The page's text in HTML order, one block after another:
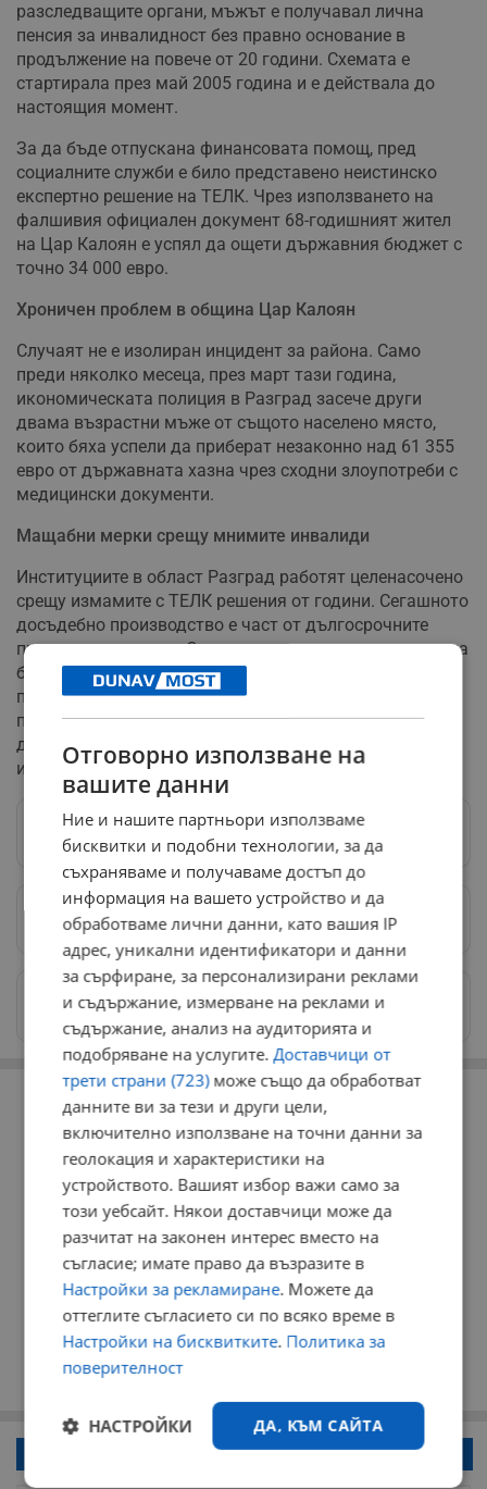
разследващите органи, мъжът е получавал лична
пенсия за инвалидност без правно основание в
продължение на повече от 20 години. Схемата е
стартирала през май 2005 година и е действала до
настоящия момент.
За да бъде отпускана финансовата помощ, пред
социалните служби е било представено неистинско
експертно решение на ТЕЛК. Чрез използването на
фалшивия официален документ 68-годишният жител
на Цар Калоян е успял да ощети държавния бюджет с
точно 34 000 евро.
Хроничен проблем в община Цар Калоян
Случаят не е изолиран инцидент за района. Само
преди няколко месеца, през март тази година,
икономическата полиция в Разград засече други
двама възрастни мъже от същото населено място,
които бяха успели да приберат незаконно над 61 355
евро от държавната хазна чрез сходни злоупотреби с
медицински документи.
Мащабни мерки срещу мнимите инвалиди
Институциите в област Разград работят целенасочено
срещу измамите с ТЕЛК решения от години. Сегашното
досъдебно производство е част от дългосрочните
проверки в региона. Сериозен прецедент в тази посока
бе отбелязан и по-рано, когато общо 144 мними
пенсионери бяха осъдени по актове на Районна
прокуратура - Разград за използване на неистински
документи с цел получаване на социални пенсии за
инвалидност и добавки за интеграция.
Следвай ни в Google News
Предпочитани източници →
Изпращайте снимки и информация на
news@dunavmost.com
РЕКЛАМА
Отговорно използване на
вашите данни
Ние и нашите партньори използваме
бисквитки и подобни технологии, за да
съхраняваме и получаваме достъп до
информация на вашето устройство и да
обработваме лични данни, като вашия IP
адрес, уникални идентификатори и данни
за сърфиране, за персонализирани реклами
и съдържание, измерване на реклами и
съдържание, анализ на аудиторията и
подобряване на услугите.Доставчици от
трети страни (723)може също да обработват
данните ви за тези и други цели,
включително използване на точни данни за
геолокация и характеристики на
устройството. Вашият избор важи само за
този уебсайт. Някои доставчици може да
разчитат на законен интерес вместо на
съгласие; имате право да възразите в
Настройки за рекламиране. Можете да
оттеглите съгласието си по всяко време в
Настройки на бисквитките. Политика за
поверителност
ДА, КЪМ САЙТА
НАСТРОЙКИ